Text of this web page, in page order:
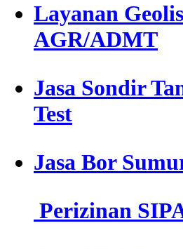
Layanan
AGR/ADMT
Jasa Sondir
Test
Jasa Bor
Perizinan